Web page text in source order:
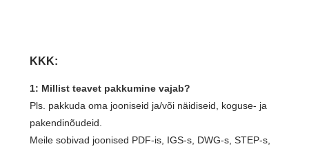
KKK:
1: Millist teavet pakkumine vajab?
Pls. pakkuda oma jooniseid ja/või näidiseid, koguse- ja
pakendinõudeid.
Meile sobivad joonised PDF-is, IGS-s, DWG-s, STEP-s,